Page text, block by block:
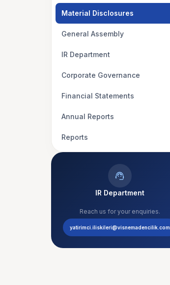
Material Disclosures
General Assembly
IR Department
Corporate Governance
Financial Statements
Annual Reports
Reports
support_agent
IR Department
Reach us for your enquiries.
yatirimci.iliskileri@visnemadencilik.com